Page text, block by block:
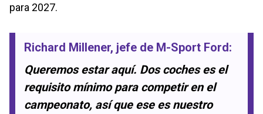
para 2027.
Richard Millener, jefe de M-Sport Ford:
Queremos estar aquí. Dos coches es el
requisito mínimo para competir en el
campeonato, así que ese es nuestro